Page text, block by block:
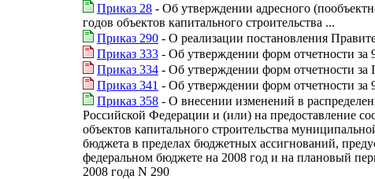
Приказ 28 - Об утверждении адресного
годов объектов капитального строительства ...
Приказ 290 - О реализации постановления
Приказ 333 - Об утверждении форм отчетности за
Приказ 334 - Об утверждении форм отчетности за
Приказ 341 - Об утверждении форм отчетности за
Приказ 358 - О внесении изменений в
Российской Федерации и (или) на предоставление
объектов капитального строительства
бюджета в пределах бюджетных ассигнований,
федеральном бюджете на 2008 год и на плановый
2008 года N 290